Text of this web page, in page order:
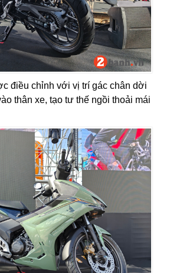
điều chỉnh với vị trí gác chân dời
thân xe, tạo tư thế ngồi thoải mái